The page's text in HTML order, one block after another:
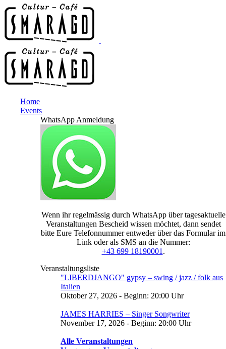
Home
Events
WhatsApp Anmeldung
Wenn ihr regelmässig durch WhatsApp über tagesaktuelle
Veranstaltungen Bescheid wissen möchtet, dann sendet
bitte Eure Telefonnummer entweder über das Formular im
Link oder als SMS an die Nummer:
+43 699 18190001 .
Veranstaltungsliste
"LIBERDJANGO" gypsy – swing / jazz / folk aus
Italien
Oktober 27, 2026 - Beginn: 20:00 Uhr
JAMES HARRIES – Singer Songwriter
November 17, 2026 - Beginn: 20:00 Uhr
Alle Veranstaltungen